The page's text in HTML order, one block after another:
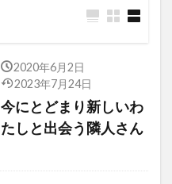
2020年6月2日
2023年7月24日
今にとどまり新しいわ
たしと出会う隣人さん